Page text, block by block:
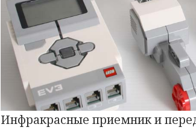
Инфракрасные приемник и